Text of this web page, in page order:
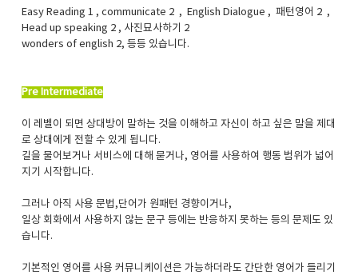
Easy Reading 1 , communicate 2 , English Dialogue , 패턴영어 2 ,
Head up speaking 2 , 사진묘사하기 2
wonders of english 2, 등등 있습니다.
Pre Intermediate
이 레벨이 되면 상대방이 말하는 것을 이해하고 자신이 하고 싶은 말을 제대
로 상대에게 전할 수 있게 됩니다.
길을 물어보거나 서비스에 대해 묻거나, 영어를 사용하여 행동 범위가 넓어
지기 시작합니다.
그러나 아직 사용 문법,단어가 원패턴 경향이거나,
일상 회화에서 사용하지 않는 문구 등에는 반응하지 못하는 등의 문제도 있
습니다.
기본적인 영어를 사용 커뮤니케이션은 가능하더라도 간단한 영어가 들리기